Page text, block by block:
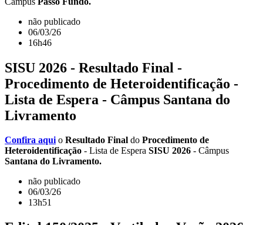
não publicado
06/03/26
16h46
SISU 2026 - Resultado Final -
Procedimento de Heteroidentificação -
Lista de Espera - Câmpus Santana do
Livramento
Confira aquio Resultado Final do Procedimento de
Heteroidentificação - Lista de Espera SISU 2026 - Câmpus
Santana do Livramento.
não publicado
06/03/26
13h51